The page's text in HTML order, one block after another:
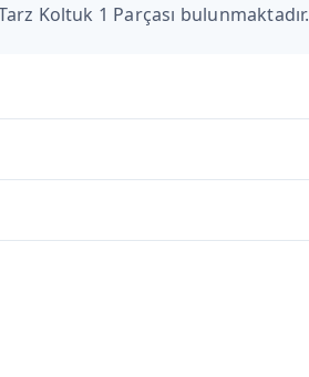
Koltuk 1 Parçası bulunmaktadır.